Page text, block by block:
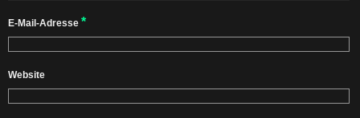
E-Mail-Adresse *
Website